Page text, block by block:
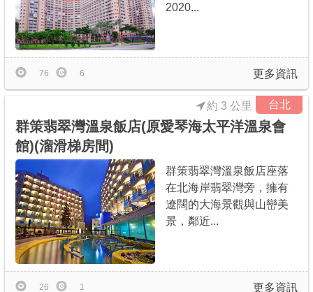
2020...
更多資訊
76 6
台北
約 3 公里
群策翡翠灣溫泉飯店(原愛琴海太平洋溫泉會
館)(溜滑梯房間)
群策翡翠灣溫泉飯店座落
在北海岸翡翠灣旁，擁有
遼闊的大海景觀與山巒美
景，鄰近...
更多資訊
26 1